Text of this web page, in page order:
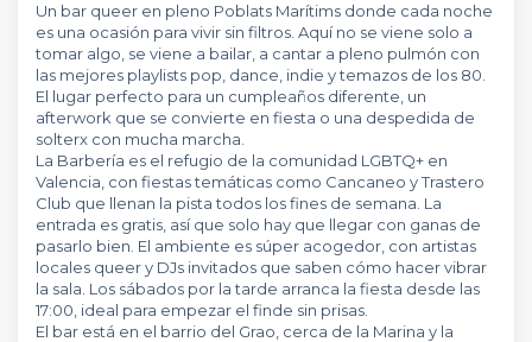
Un bar queer en pleno Poblats Marítims donde cada noche
es una ocasión para vivir sin filtros. Aquí no se viene solo a
tomar algo, se viene a bailar, a cantar a pleno pulmón con
las mejores playlists pop, dance, indie y temazos de los 80.
El lugar perfecto para un cumpleaños diferente, un
afterwork que se convierte en fiesta o una despedida de
solterx con mucha marcha.
La Barbería es el refugio de la comunidad LGBTQ+ en
Valencia, con fiestas temáticas como Cancaneo y Trastero
Club que llenan la pista todos los fines de semana. La
entrada es gratis, así que solo hay que llegar con ganas de
pasarlo bien. El ambiente es súper acogedor, con artistas
locales queer y DJs invitados que saben cómo hacer vibrar
la sala. Los sábados por la tarde arranca la fiesta desde las
17:00, ideal para empezar el finde sin prisas.
El bar está en el barrio del Grao, cerca de la Marina y la